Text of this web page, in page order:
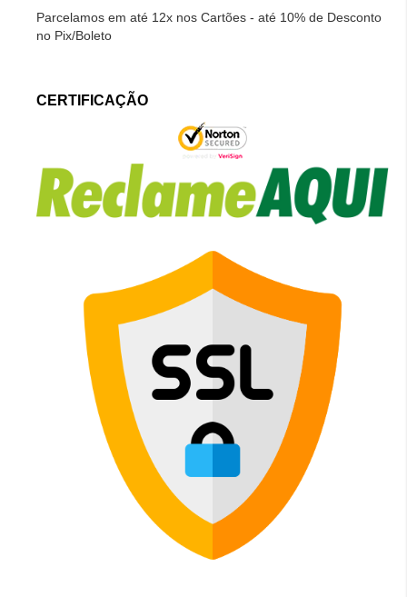
Parcelamos em até 12x nos Cartões - até 10% de Desconto
no Pix/Boleto
CERTIFICAÇÃO